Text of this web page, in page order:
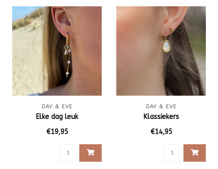
DAY & EVE
Elke dag leuk
€19,95
DAY & EVE
Klassiekers
€14,95